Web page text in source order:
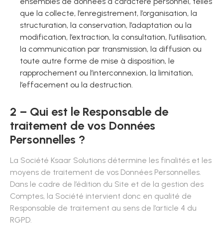
que la collecte, l’enregistrement, l’organisation, la
structuration, la conservation, l’adaptation ou la
modification, l’extraction, la consultation, l’utilisation,
la communication par transmission, la diffusion ou
toute autre forme de mise à disposition, le
rapprochement ou l’interconnexion, la limitation,
l’effacement ou la destruction.
2 – Qui est le Responsable de
traitement de vos Données
Personnelles ?
La Société Ksaar Solutions détermine les finalités et les
moyens de traitement de vos Données Personnelles.
Dans le cadre de l’édition du Site et de la gestion des
Comptes, la Société intervient donc en qualité de
Responsable de traitement au sens de l’article 4 du
RGPD.